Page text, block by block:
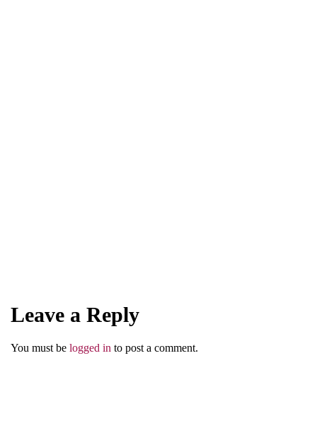
Abu Umar
Leave a Reply
You must be logged in to post a comment.